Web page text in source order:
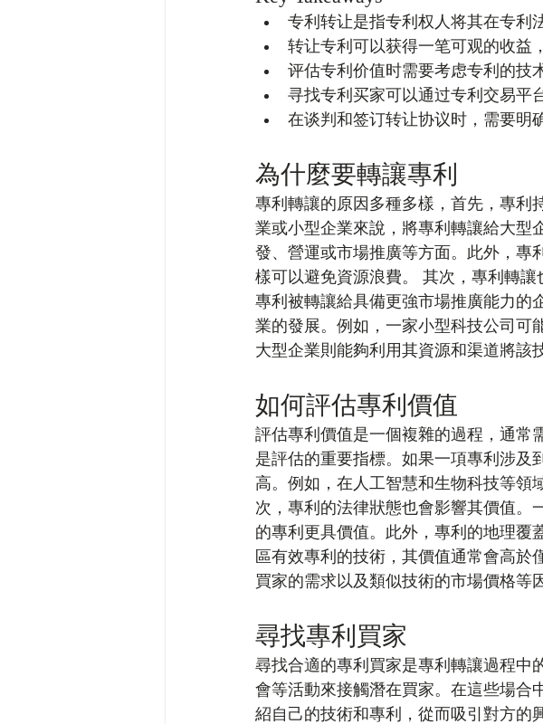
专利转让是指专利权人将其在专利
转让专利可以获得一笔可观的收益
评估专利价值时需要考虑专利的技
寻找专利买家可以通过专利交易平
在谈判和签订转让协议时，需要明
為什麼要轉讓專利
專利轉讓的原因多種多樣，首先，專利
業或小型企業來說，將專利轉讓給大型
發、營運或市場推廣等方面。此外，專
樣可以避免資源浪費。 其次，專利轉
專利被轉讓給具備更強市場推廣能力的
業的發展。例如，一家小型科技公司可
大型企業則能夠利用其資源和渠道將該
如何評估專利價值
評估專利價值是一個複雜的過程，通常
是評估的重要指標。如果一項專利涉及
高。例如，在人工智慧和生物科技等領
次，專利的法律狀態也會影響其價值。
的專利更具價值。此外，專利的地理覆
區有效專利的技術，其價值通常會高於
買家的需求以及類似技術的市場價格等
尋找專利買家
尋找合適的專利買家是專利轉讓過程中
會等活動來接觸潛在買家。在這些場合
紹自己的技術和專利，從而吸引對方的